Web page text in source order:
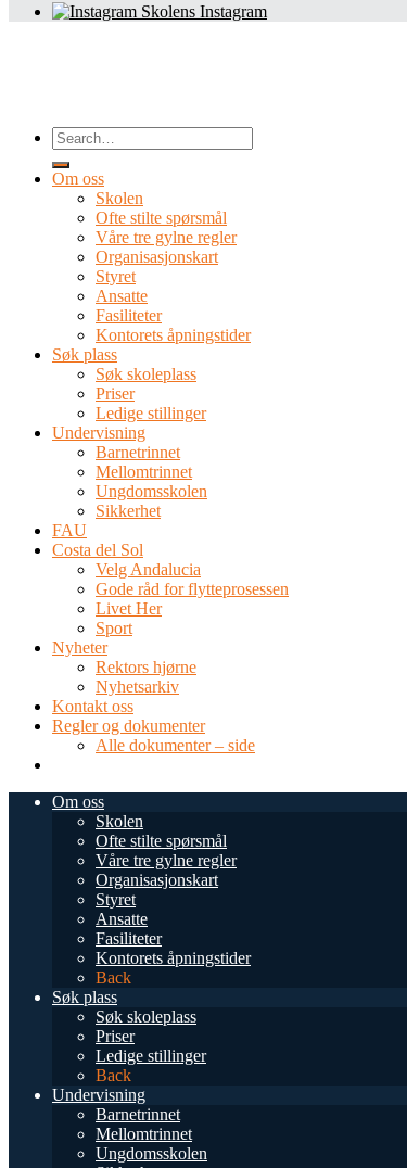
Skolens Instagram
Om oss
Skolen
Ofte stilte spørsmål
Våre tre gylne regler
Organisasjonskart
Styret
Ansatte
Fasiliteter
Kontorets åpningstider
Søk plass
Søk skoleplass
Priser
Ledige stillinger
Undervisning
Barnetrinnet
Mellomtrinnet
Ungdomsskolen
Sikkerhet
FAU
Costa del Sol
Velg Andalucia
Gode råd for flytteprosessen
Livet Her
Sport
Nyheter
Rektors hjørne
Nyhetsarkiv
Kontakt oss
Regler og dokumenter
Alle dokumenter – side
Om oss
Skolen
Ofte stilte spørsmål
Våre tre gylne regler
Organisasjonskart
Styret
Ansatte
Fasiliteter
Kontorets åpningstider
Back
Søk plass
Søk skoleplass
Priser
Ledige stillinger
Back
Undervisning
Barnetrinnet
Mellomtrinnet
Ungdomsskolen